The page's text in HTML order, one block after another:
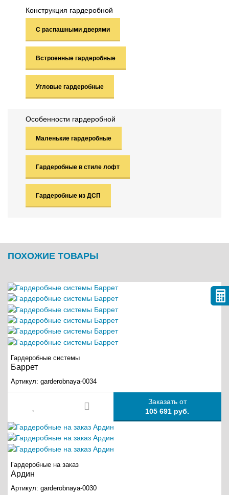
Конструкция гардеробной
С распашными дверями
Встроенные гардеробные
Угловые гардеробные
Особенности гардеробной
Маленькие гардеробные
Гардеробные в стиле лофт
Гардеробные из ДСП
ПОХОЖИЕ ТОВАРЫ
Гардеробные системы
Баррет
Артикул: garderobnaya-0034
Заказать от
105 691 руб.
Гардеробные на заказ
Ардин
Артикул: garderobnaya-0030